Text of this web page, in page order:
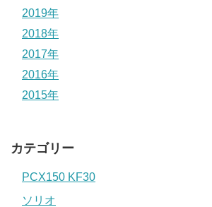
2019年
2018年
2017年
2016年
2015年
カテゴリー
PCX150 KF30
ソリオ